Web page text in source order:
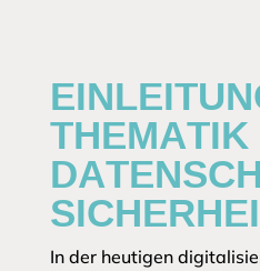
THEMATIK
In der heutigen